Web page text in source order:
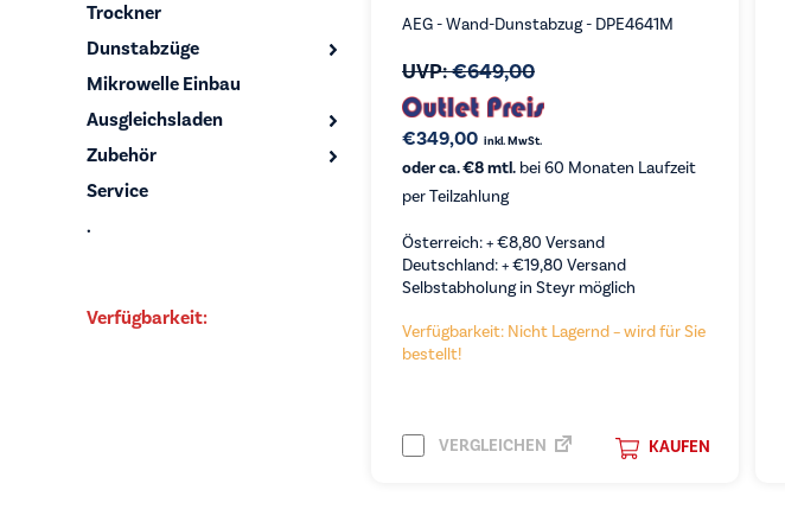
Trockner
Dunstabzüge
Mikrowelle Einbau
Ausgleichsladen
Zubehör
Service
.
Verfügbarkeit:
AEG - Wand-Dunstabzug - DPE4641M
UVP:€649,00
€349,00 inkl. MwSt.
oder ca. €8 mtl. bei 60 Monaten Laufzeit
per Teilzahlung
Österreich: +€8,80 Versand
Deutschland: +€19,80 Versand
Selbstabholung in Steyr möglich
Verfügbarkeit: Nicht Lagernd – wird für Sie
bestellt!
KAUFEN
VERGLEICHEN